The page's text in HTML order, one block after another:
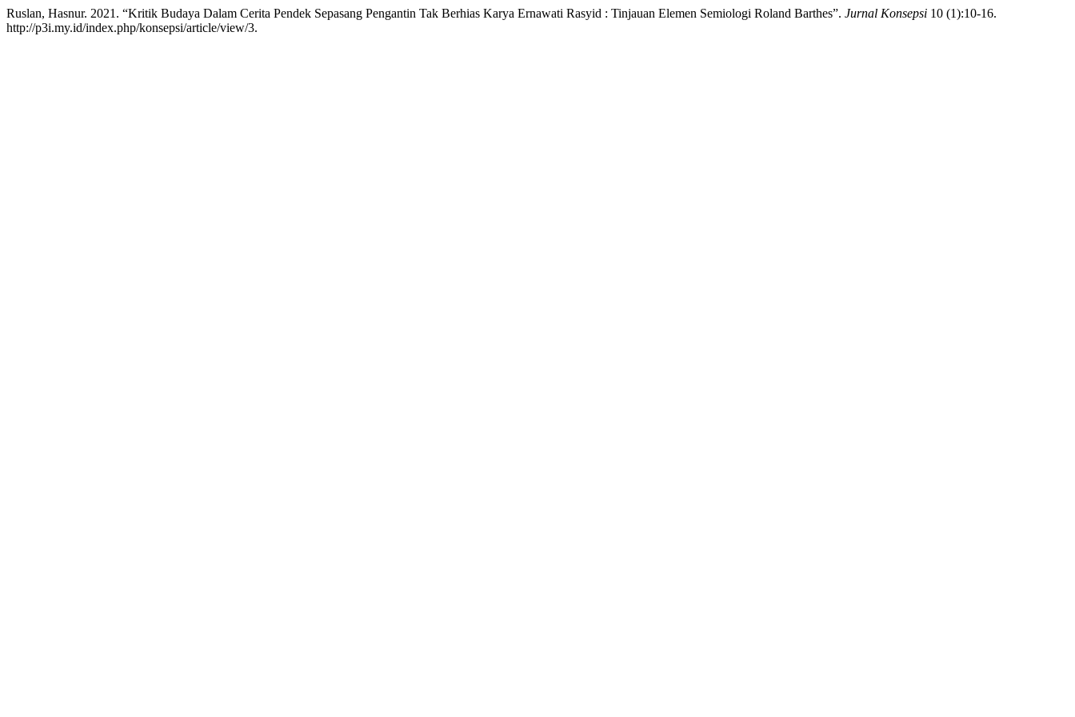
Ruslan, Hasnur. 2021. “Kritik Budaya Dalam Cerita Pendek Sepasang Pengantin Tak Berhias Karya Ernawati Rasyid : Tinjauan Elemen Semiologi Roland Barthes”. Jurnal Konsepsi 10 (1):10-16.
http://p3i.my.id/index.php/konsepsi/article/view/3.